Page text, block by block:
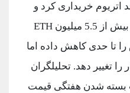
اخیر 126,971 واحد اتریوم خریداری کرد و
مجموع دارایی های خود را به بیش از 5.5 میلیون ETH
تا حدی کاهش داده اما
را تغییر دهد. تحلیلگران
بسته شدن هفتگی قیمت
90001030
@alireza.mehrabii
@alirezamehrabi_official